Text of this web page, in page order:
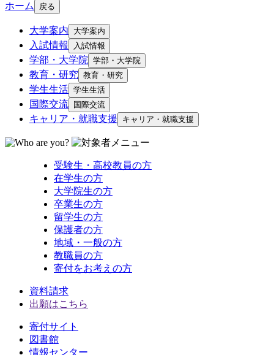
ホーム 戻る
大学案内 大学案内
入試情報 入試情報
学部・大学院 学部・大学院
教育・研究 教育・研究
学生生活 学生生活
国際交流 国際交流
キャリア・就職支援 キャリア・就職支援
受験生・高校教員の方
在学生の方
大学院生の方
卒業生の方
留学生の方
保護者の方
地域・一般の方
教職員の方
寄付をお考えの方
資料請求
出願はこちら
寄付サイト
図書館
情報センター